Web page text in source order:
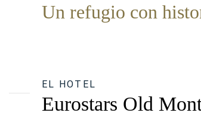
Un refugio con
EL HOTEL
Eurostars Old